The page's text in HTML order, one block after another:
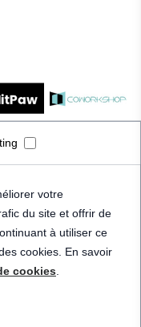
votre
du site et offrir de
à utiliser ce
cookies. En savoir
cookies